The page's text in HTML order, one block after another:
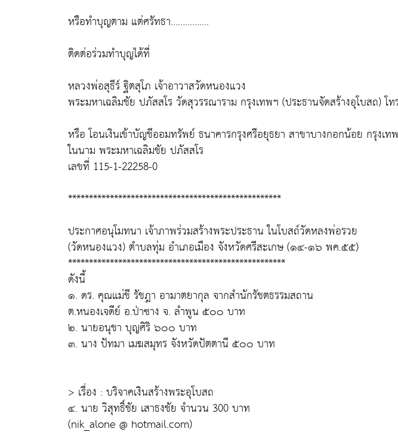
หรือทำบุญตาม แต่ศรัทธา…………….
ติดต่อร่วมทำบุญได้ที่
หลวงพ่อสุธีร์ ฐิตสุโภ เจ้าอาวาสวัดหนองแวง
พระมหาเฉลิมชัย ปภัสสโร วัดสุวรรณาราม กรุงเทพฯ (ประธานจัดสร้างอุโบสถ) โ
หรือ โอนเงินเข้าบัญชีออมทรัพย์ ธนาคารกรุงศรีอยุธยา สาขาบางกอกน้อย กรุงเท
ในนาม พระมหาเฉลิมชัย ปภัสสโร
เลขที่ 115-1-22258-0
***************************************************
ประกาศอนุโมทนา เจ้าภาพร่วมสร้างพระประธาน ในโบสถ์วัดหลงพ่อรวย
(วัดหนองแวง) ตำบลทุ่ม อำเภอเมือง จังหวัดศรีสะเกษ (๑๔-๑๖ พค.๕๕)
****************************************************
ดังนี้
๑. ดร. คุณแม่ชี รัชฎา อามาตยากุล จากสำนักรัชตธรรมสถาน
ต.หนองเจดีย์ อ.ป่าซาง จ. ลำพูน ๕๐๐ บาท
๒. นายอนุชา บุญศิริ ๖๐๐ บาท
๓. นาง ปัทมา เมฆสมุทร จังหวัดปัตตานี ๕๐๐ บาท
> เรื่อง : บริจาคเงินสร้างพระอุโบสถ
๔. นาย วิสุทธิ์ชัย เสาธงชัย จำนวน 300 บาท
(nik_alone @ hotmail.com)